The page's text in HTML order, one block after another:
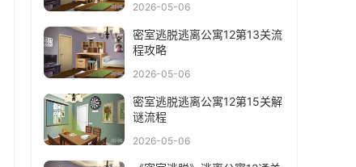
2026-05-06
密室逃脱逃离公寓12第13关流
程攻略
2026-05-06
密室逃脱逃离公寓12第15关解
谜流程
2026-05-06